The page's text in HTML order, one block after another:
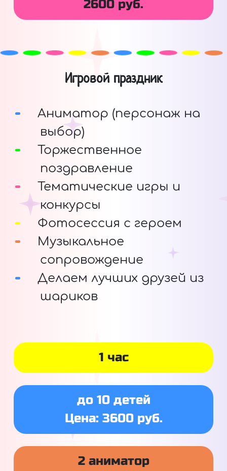
2600 руб.
Игровой праздник
Аниматор (персонаж на
выбор)
Торжественное
поздравление
Тематические игры и
конкурсы
Фотосессия с героем
Музыкальное
сопровождение
Делаем лучших друзей из
шариков
1 час
до 10 детей
Цена: 3600 руб.
2 аниматор